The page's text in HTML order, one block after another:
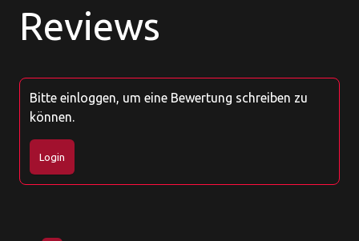
Reviews
Bitte einloggen, um eine Bewertung schreiben zu
können.
Login